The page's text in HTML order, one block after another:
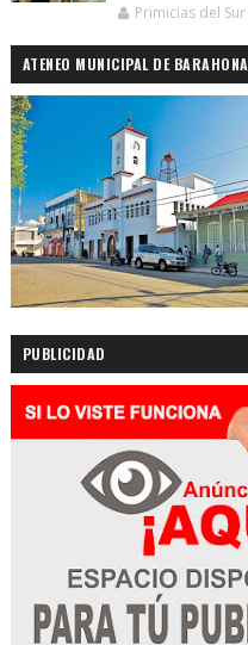
Primicias del Sur
ATENEO MUNICIPAL DE BARAHONA
PUBLICIDAD